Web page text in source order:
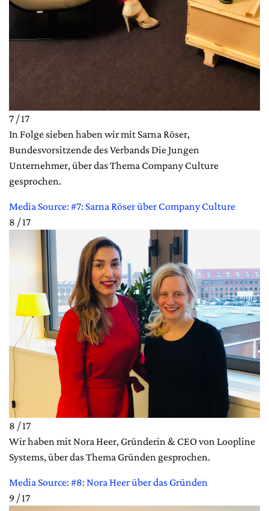
7 / 17
In Folge sieben haben wir mit Sarna Röser,
Bundesvorsitzende des Verbands Die Jungen
Unternehmer, über das Thema Company Culture
gesprochen.
Media Source: #7: Sarna Röser über Company Culture
8 / 17
8 / 17
Wir haben mit Nora Heer, Gründerin & CEO von Loopline
Systems, über das Thema Gründen gesprochen.
Media Source: #8: Nora Heer über das Gründen
9 / 17